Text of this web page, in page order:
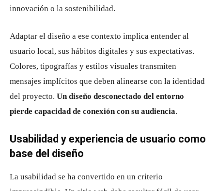
innovación o la sostenibilidad.
Adaptar el diseño a ese contexto implica entender al
usuario local, sus hábitos digitales y sus expectativas.
Colores, tipografías y estilos visuales transmiten
mensajes implícitos que deben alinearse con la identidad
del proyecto. Un diseño desconectado del entorno
pierde capacidad de conexión con su audiencia.
Usabilidad y experiencia de usuario como
base del diseño
La usabilidad se ha convertido en un criterio